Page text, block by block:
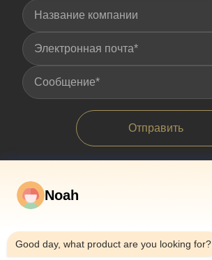
Отправить
Noah
Good day, what product are you looking for?